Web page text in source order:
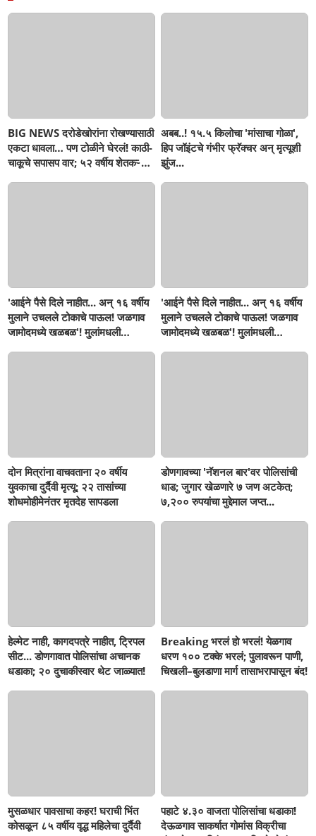
BIG NEWS दरोडेखोरांना रोखण्यासाठी
एकटा धावला… पण टोळीने घेरलं! काठी-
चाकूचे सपासप वार; ५२ वर्षीय शेतकऱ्याचा
अबब..! १५.५ किलोचा 'मांसाचा गोळा',
हिप जॉइंटचे गंभीर फ्रॅक्चर अन् मृत्यूशी
झुंज...
'आईने पैसे दिले नाहीत... अन् १६ वर्षीय
मुलाने उचलले टोकाचे पाऊल! जळगाव
जामोदमध्ये खळबळ'! मुलांमधली
'आईने पैसे दिले नाहीत... अन् १६ वर्षीय
मुलाने उचलले टोकाचे पाऊल! जळगाव
जामोदमध्ये खळबळ'! मुलांमधली
दोन मित्रांना वाचवताना २० वर्षीय
युवकाचा दुर्दैवी मृत्यू; २२ तासांच्या
शोधमोहीमेनंतर मृतदेह सापडला
डोणगावच्या 'नॅशनल बार'वर पोलिसांची
धाड; जुगार खेळणारे ७ जण अटकेत;
७,२०० रुपयांचा मुद्देमाल जप्त...
हेल्मेट नाही, कागदपत्रे नाहीत, ट्रिपल
सीट... डोणगावात पोलिसांचा अचानक
धडाका; २० दुचाकीस्वार थेट जाळ्यात!
Breaking भरलं हो भरलं! येळगाव
धरण १०० टक्के भरलं; पुलावरून पाणी,
चिखली–बुलडाणा मार्ग तासाभरापासून बंद!
मुसळधार पावसाचा कहर! घराची भिंत
कोसळून ८५ वर्षीय वृद्ध महिलेचा दुर्दैवी
पहाटे ४.३० वाजता पोलिसांचा धडाका!
देऊळगाव साकर्षात गोमांस विक्रीचा